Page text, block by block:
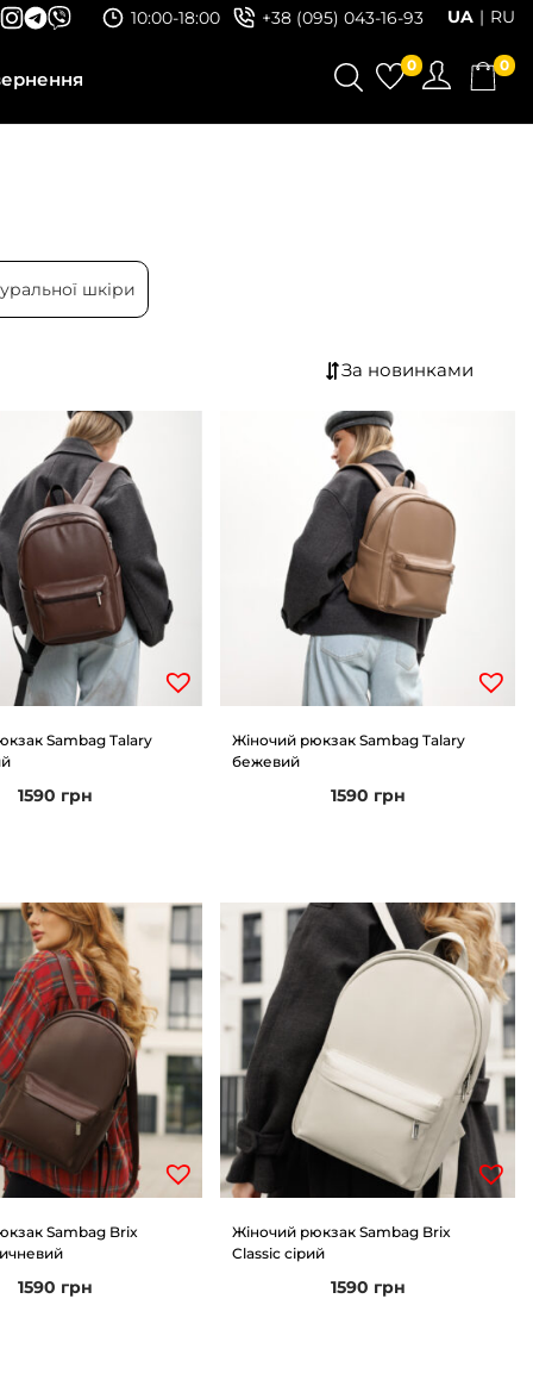
10:00-18:00 +38 (095) 043-16-93 UA RU
0 0
шкіри
Sambag Talary
1590 грн
Жіночий рюкзак Sambag Talary
бежевий
1590 грн
Sambag Brix
1590 грн
Жіночий рюкзак Sambag Brix
Classic сірий
1590 грн